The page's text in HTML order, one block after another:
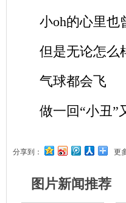
小oh的心里也
但是无论怎么
气球都会飞
做一回“小丑”
分享到： 更
图片新闻推荐